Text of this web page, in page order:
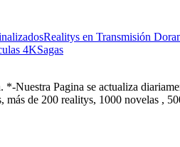
Realitys en Transmisión
4KSagas
Pagina se actualiza
de 200 realitys, 1000 novelas ,